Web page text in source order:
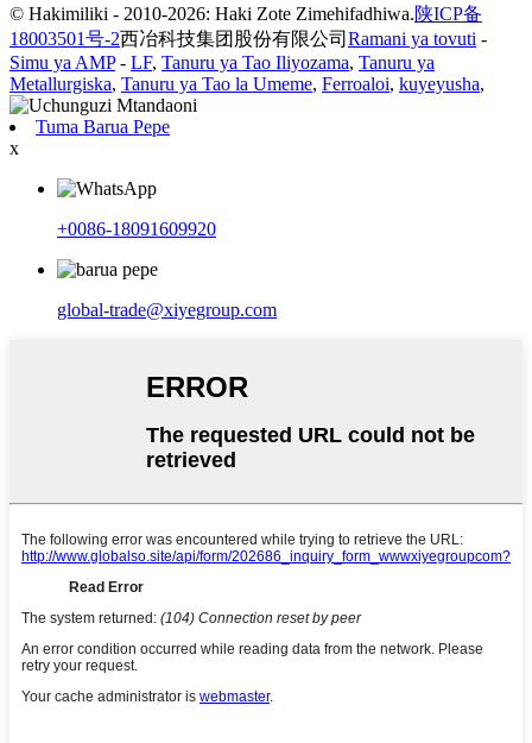
© Hakimiliki - 2010-2026: Haki Zote Zimehifadhiwa.陕ICP备
18003501号-2西冶科技集团股份有限公司 Ramani ya tovuti -
Simu ya AMP- LF, Tanuru ya Tao Iliyozama, Tanuru ya
Metallurgiska, Tanuru ya Tao la Umeme, Ferroaloi, kuyeyusha,
Tuma Barua Pepe
x
+0086-18091609920
global-trade@xiyegroup.com